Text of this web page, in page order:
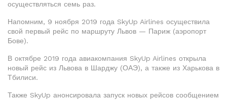
осуществляться семь раз.
Напомним, 9 ноября 2019 года SkyUp Airlines осуществила
свой первый рейс по маршруту Львов — Париж (аэропорт
Бове).
В октябре 2019 года авиакомпания SkyUp Airlines открыла
новый рейс из Львова в Шарджу (ОАЭ), а также из Харькова в
Тбилиси.
Также SkyUp анонсировала запуск новых рейсов сообщением